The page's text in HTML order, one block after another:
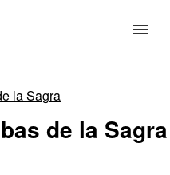
la Sagra
de la Sagra